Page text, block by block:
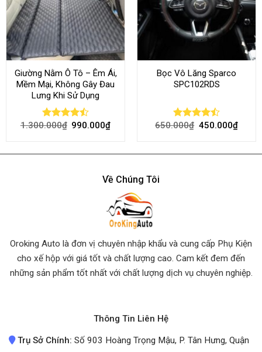
Giường Nằm Ô Tô – Êm Ái,
Mềm Mại, Không Gây Đau
Lưng Khi Sử Dụng
Rated
1.300.000₫ 990.000₫
Bọc Vô Lăng Sparco
SPC102RDS
Rated
650.000₫ 450.000₫
Về Chúng Tôi
Oroking Auto là đơn vị chuyên nhập khẩu và cung cấp Phụ Kiện
cho xế hộp với giá tốt và chất lượng cao. Cam kết đem đến
những sản phẩm tốt nhất với chất lượng dịch vụ chuyên nghiệp.
Thông Tin Liên Hệ
Trụ Sở Chính: Số 903 Hoàng Trọng Mậu, P. Tân Hưng, Quận